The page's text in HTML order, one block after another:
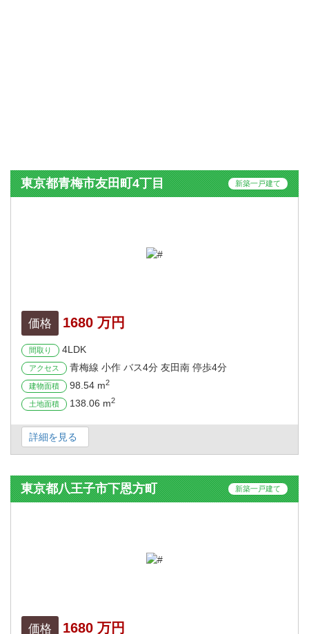
東京都青梅市友田町4丁目 新築一戸建て
価格 1680 万円
間取り 4LDK
アクセス 青梅線 小作 バス4分 友田南 停歩4分
建物面積 98.54 m2
土地面積 138.06 m2
詳細を見る
東京都八王子市下恩方町 新築一戸建て
価格 1680 万円